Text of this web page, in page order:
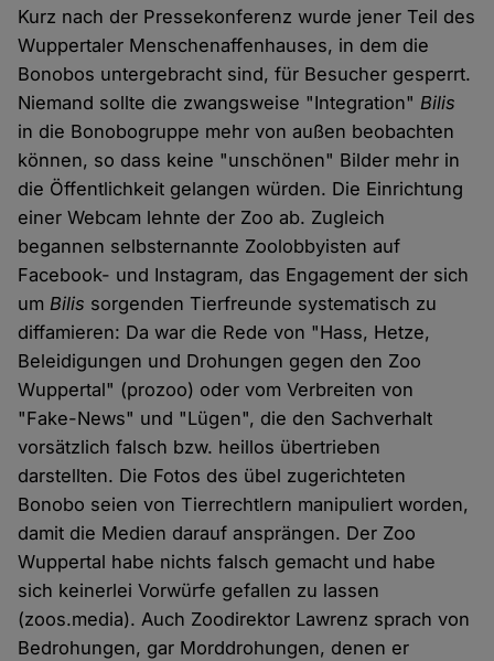
Kurz nach der Pressekonferenz wurde jener Teil des
Wuppertaler Menschenaffenhauses, in dem die
Bonobos untergebracht sind, für Besucher gesperrt.
Niemand sollte die zwangsweise "Integration"Bilis
in die Bonobogruppe mehr von außen beobachten
können, so dass keine "unschönen" Bilder mehr in
die Öffentlichkeit gelangen würden. Die Einrichtung
einer Webcam lehnte der Zoo ab. Zugleich
begannen selbsternannte Zoolobbyisten auf
Facebook- und Instagram, das Engagement der sich
umBilis sorgenden Tierfreunde systematisch zu
diffamieren: Da war die Rede von "Hass, Hetze,
Beleidigungen und Drohungen gegen den Zoo
Wuppertal" (prozoo) oder vom Verbreiten von
"Fake-News" und "Lügen", die den Sachverhalt
vorsätzlich falsch bzw. heillos übertrieben
darstellten. Die Fotos des übel zugerichteten
Bonobo seien von Tierrechtlern manipuliert worden,
damit die Medien darauf ansprängen. Der Zoo
Wuppertal habe nichts falsch gemacht und habe
sich keinerlei Vorwürfe gefallen zu lassen
(zoos.media). Auch Zoodirektor Lawrenz sprach von
Bedrohungen, gar Morddrohungen, denen er